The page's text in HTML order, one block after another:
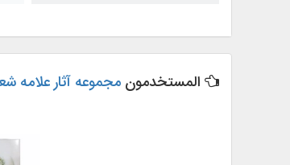
المستخدمونمجموعه آثار علامه